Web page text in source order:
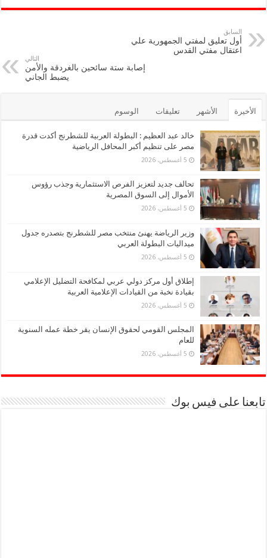
e
b
o
tt
er
السابق
أول تعليق لمفتي الجمهورية علي
اعتقال مفتي القدس
التالي
إصابة ستة سائحين بالغردقة والأمن
يضبط الجاني
الأخيرة الأشهر تعليقات الوسوم
خالد عبد العظيم : البطولة العربية للشطرنج أكدت قدرة
مصر على تنظيم أكبر المحافل الرياضية
5 أغسطس، 2026
تحالف جديد لتعزيز الفرص الاستثمارية وجذب رؤوس
الأموال إلى السوق المصرية
5 أغسطس، 2026
وزير الرياضة يهنئ منتخب مصر للشطرنج بتصدره جدول
ميداليات البطولة العربي
5 أغسطس، 2026
إطلاق أول مركز دولي عربي لمكافحة التضليل الإعلامي
بقيادة نخبة من القيادات الإعلامية العربية
5 أغسطس، 2026
المجلس القومي لحقوق الإنسان يقر خطة عمله السنوية
للعام
5 أغسطس، 2026
تابعنا على فيس بوك